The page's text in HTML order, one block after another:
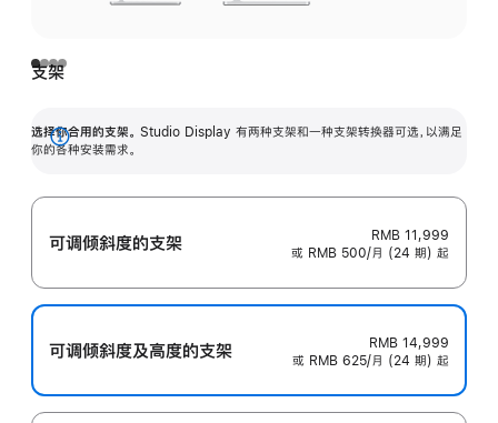
支架
选择你合用的支架。 Studio Display 有两种支架和一种支架转换器可选，以满足
你的各种安装需求。
展
可调倾斜度的支架
RMB 11,999
或 RMB 500/月 (24 期) 起
可调倾斜度及高‍度的支‍架
RMB 14,999
或 RMB 625/月 (24 期) 起